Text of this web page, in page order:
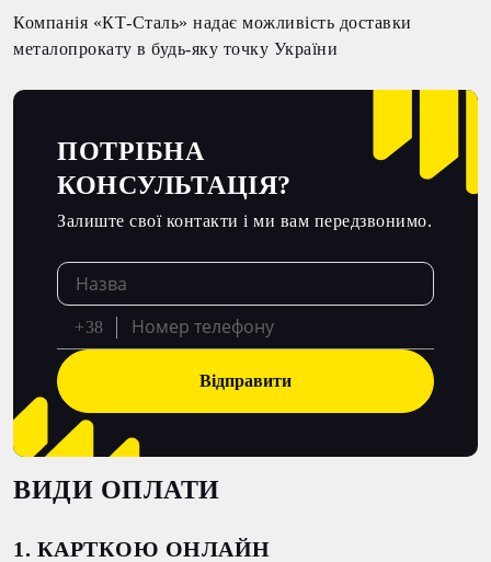
Компанія «КТ-Сталь» надає можливість доставки
металопрокату в будь-яку точку України
ПОТРІБНА
КОНСУЛЬТАЦІЯ?
Залиште свої контакти і ми вам передзвонимо.
+38
Відправити
ВИДИ ОПЛАТИ
1. КАРТКОЮ ОНЛАЙН